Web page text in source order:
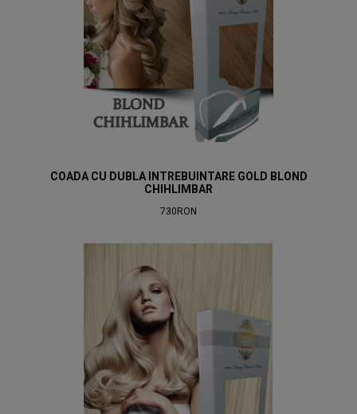
COADA CU DUBLA INTREBUINTARE GOLD BLOND
CHIHLIMBAR
730RON